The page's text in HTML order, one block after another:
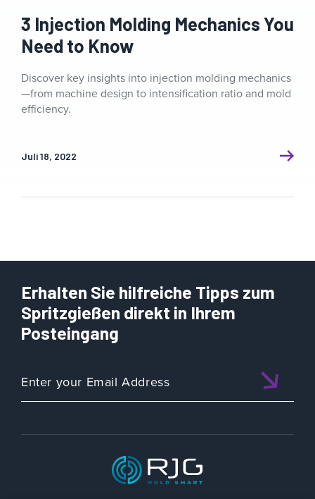
3 Injection Molding Mechanics You
Need to Know
Discover key insights into injection molding mechanics
—from machine design to intensification ratio and mold
efficiency.
Juli 18, 2022
Erhalten Sie hilfreiche Tipps zum
Spritzgießen direkt in Ihrem
Posteingang